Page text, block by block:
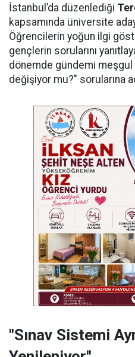
İstanbul’da düzenlediği
kapsamında üniversite
Öğrencilerin yoğun ilgi
gençlerin sorularını
dönemde gündemi meşgul
değişiyor mu?" sorularına
"Sınav Sistemi